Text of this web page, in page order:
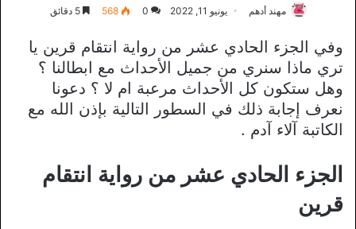
مهند أدهم يونيو 11, 2022 0
568 5 دقائق
وفي الجزء الحادي عشر من رواية انتقام قرين يا
تري ماذا سنري من جميل الأحداث مع ابطالنا ؟
وهل ستكون كل الأحداث مرعبة ام لا ؟ دعونا
نعرف إجابة ذلك في السطور التالية بإذن الله مع
الكاتبة آلاء آدم .
الجزء الحادي عشر من رواية انتقام
قرين